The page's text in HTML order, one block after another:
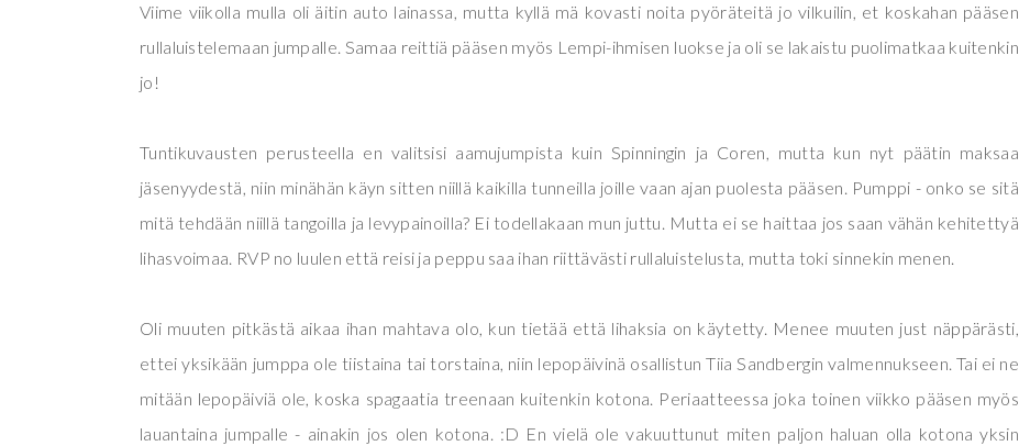
Viime viikolla mulla oli äitin auto lainassa, mutta kyllä mä kovasti noita pyöräteitä jo vilkuilin, et koskahan pääsen
rullaluistelemaan jumpalle. Samaa reittiä pääsen myös Lempi-ihmisen luokse ja oli se lakaistu puolimatkaa kuitenkin
jo!
Tuntikuvausten perusteella en valitsisi aamujumpista kuin Spinningin ja Coren, mutta kun nyt päätin maksaa
jäsenyydestä, niin minähän käyn sitten niillä kaikilla tunneilla joille vaan ajan puolesta pääsen. Pumppi - onko se sitä
mitä tehdään niillä tangoilla ja levypainoilla? Ei todellakaan mun juttu. Mutta ei se haittaa jos saan vähän kehitettyä
lihasvoimaa. RVP no luulen että reisi ja peppu saa ihan riittävästi rullaluistelusta, mutta toki sinnekin menen.
Oli muuten pitkästä aikaa ihan mahtava olo, kun tietää että lihaksia on käytetty. Menee muuten just näppärästi,
ettei yksikään jumppa ole tiistaina tai torstaina, niin lepopäivinä osallistun Tiia Sandbergin valmennukseen. Tai ei ne
mitään lepopäiviä ole, koska spagaatia treenaan kuitenkin kotona. Periaatteessa joka toinen viikko pääsen myös
lauantaina jumpalle - ainakin jos olen kotona. :D En vielä ole vakuuttunut miten paljon haluan olla kotona yksin